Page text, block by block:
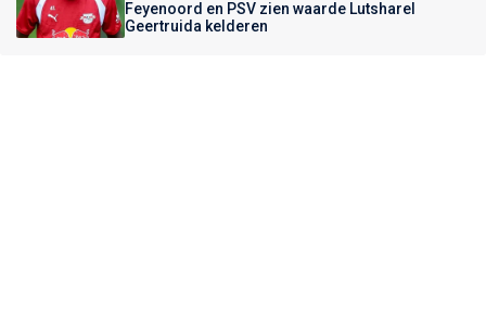
Feyenoord en PSV zien waarde Lutsharel
Geertruida kelderen